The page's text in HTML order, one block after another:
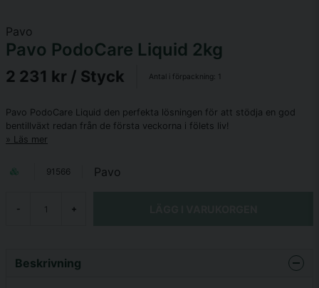
Pavo
Pavo PodoCare Liquid 2kg
2 231 kr / Styck Antal i förpackning: 1
Pavo PodoCare Liquid den perfekta lösningen för att stödja en god
bentillväxt redan från de första veckorna i fölets liv!
Läs mer
91566 Pavo
- +
Beskrivning